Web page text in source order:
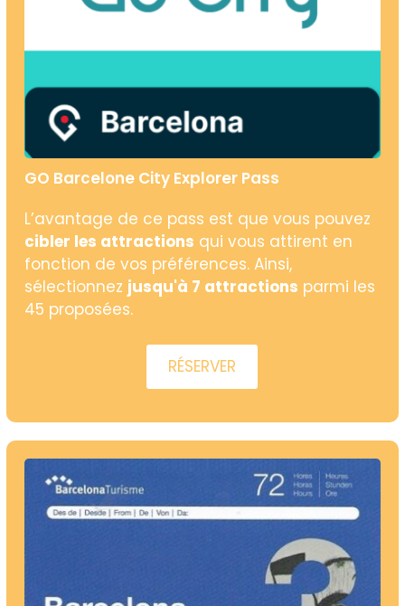
GO Barcelone City Explorer Pass
L’avantage de ce pass est que vous pouvez
cibler les attractions qui vous attirent en
fonction de vos préférences. Ainsi,
sélectionnez jusqu'à 7 attractions parmi les
45 proposées.
RÉSERVER